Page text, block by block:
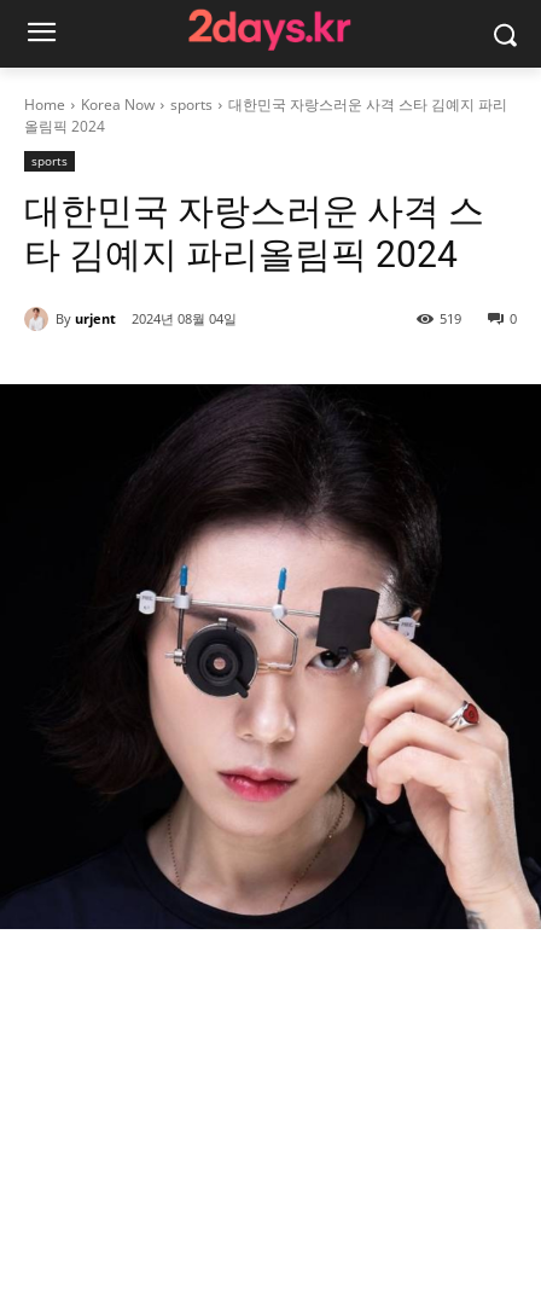
Home Korea Now sports
대한민국 자랑스러운 사격 스타 김예지 파리
올림픽 2024
sports
대한민국 자랑스러운 사격 스
타 김예지 파리올림픽 2024
By urjent 2024년 08월 04일 0
519